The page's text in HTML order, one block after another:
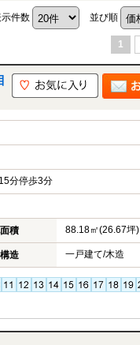
件数 並び順
1
分停歩3分
積 88.18㎡(26.67坪)
造 一戸建て/木造